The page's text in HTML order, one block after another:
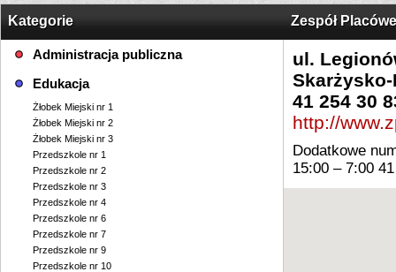
Kategorie
Administracja publiczna
Edukacja
Żłobek Miejski nr 1
Żłobek Miejski nr 2
Żłobek Miejski nr 3
Przedszkole nr 1
Przedszkole nr 2
Przedszkole nr 3
Przedszkole nr 4
Przedszkole nr 6
Przedszkole nr 7
Przedszkole nr 9
Przedszkole nr 10
Zespół
ul.
41 254 30
http://
Dodatkowe
15:00 – 7:00